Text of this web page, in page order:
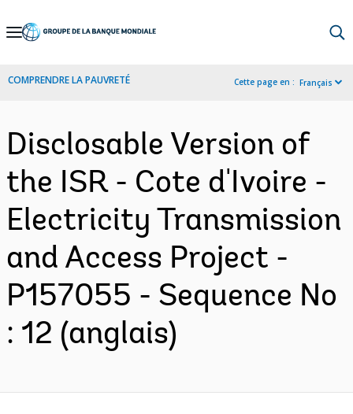
Skip
Navigation
COMPRENDRE LA PAUVRETÉ Cette page en : Français
Disclosable Version of
the ISR - Cote d'Ivoire -
Electricity Transmission
and Access Project -
P157055 - Sequence No
: 12 (anglais)